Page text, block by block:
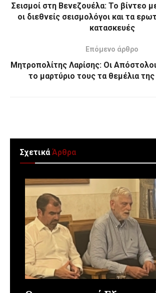
Σεισμοί στη Βενεζουέλα: Το βίντεο
οι διεθνείς σεισμολόγοι και τα
κατασκευές
Επόμενο άρθρο
Μητροπολίτης Λαρίσης: Οι
το μαρτύριο τους τα θεμέλια
ΣχετικάΆρθρα